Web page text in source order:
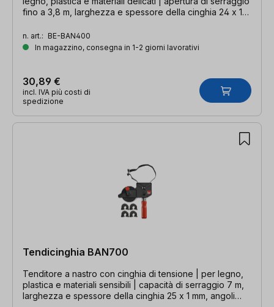
fino a 3,8 m, larghezza e spessore della cinghia 24 x 1
n. art.: BE-BAN400
In magazzino, consegna in 1-2 giorni lavorativi
30,89 €
incl. IVA più costi di
spedizione
Tendicinghia BAN700
Tenditore a nastro con cinghia di tensione | per legno,
plastica e materiali sensibili | capacità di serraggio 7 m,
larghezza e spessore della cinghia 25 x 1 mm, angoli